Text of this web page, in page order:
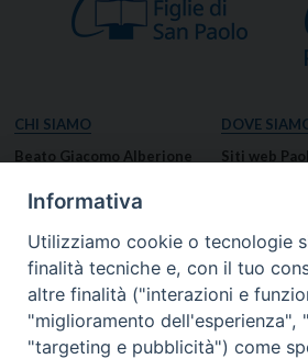
CHI SIAMO
Beato Giacomo Alberione
Missione Paolina
Luoghi delle Origini
Governo Generale
Famiglia Paolina
DOVE
Siti web
Notizie dal
Notizie in
RISORSE
Preghiere
Informativa
Utilizziamo cookie o tecnologie
finalità tecniche e, con il tuo
altre finalità ("interazioni e
"miglioramento dell'esperienza",
"targeting e pubblicità") come